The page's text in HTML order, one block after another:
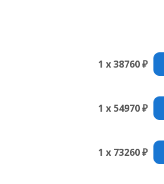
1 x 38760 ₽
1 x 54970 ₽
1 x 73260 ₽